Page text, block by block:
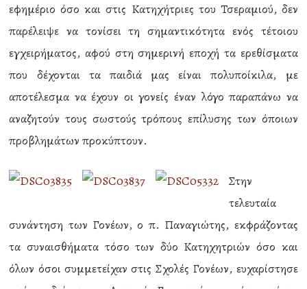
εφημέριο όσο και στις Κατηχήτριες του Τσεραμιού, δεν
παρέλειψε να τονίσει τη σημαντικότητα ενός τέτοιου
εγχειρήματος, αφού στη σημερινή εποχή τα ερεθίσματα
που δέχονται τα παιδιά μας είναι πολυποίκιλα, με
αποτέλεσμα να έχουν οι γονείς έναν λόγο παραπάνω να
αναζητούν τους σωστούς τρόπους επίλυσης των όποιων
προβλημάτων προκύπτουν.
Στην
τελευταία
συνάντηση των Γονέων, ο π. Παναγιώτης, εκφράζοντας
τα συναισθήματα τόσο των δύο Κατηχητριών όσο και
όλων όσοι συμμετείχαν στις Σχολές Γονέων, ευχαρίστησε